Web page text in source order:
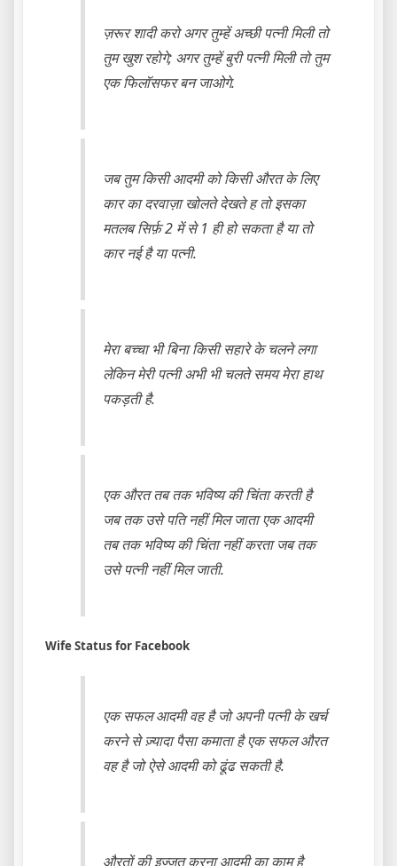
ज़रूर शादी करो अगर तुम्हें अच्छी पत्नी मिली तो
तुम खुश रहोगे; अगर तुम्हें बुरी पत्नी मिली तो तुम
एक फिलॉसफर बन जाओगे.
जब तुम किसी आदमी को किसी औरत के लिए
कार का दरवाज़ा खोलते देखते ह तो इसका
मतलब सिर्फ़ 2 में से 1 ही हो सकता है या तो
कार नई है या पत्नी.
मेरा बच्चा भी बिना किसी सहारे के चलने लगा
लेकिन मेरी पत्नी अभी भी चलते समय मेरा हाथ
पकड़ती है.
एक औरत तब तक भविष्य की चिंता करती है
जब तक उसे पति नहीं मिल जाता एक आदमी
तब तक भविष्य की चिंता नहीं करता जब तक
उसे पत्नी नहीं मिल जाती.
Wife Status for Facebook
एक सफल आदमी वह है जो अपनी पत्नी के खर्च
करने से ज़्यादा पैसा कमाता है एक सफल औरत
वह है जो ऐसे आदमी को ढूंढ सकती है.
औरतों की इज्ज़त करना आदमी का काम है